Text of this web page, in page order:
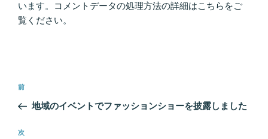
います。
コメントデータの処理方法の詳細はこちらをご
覧ください。
投
ナ
ビ
前
の
稿
前
地域のイベントでファッションショーを披露しました
次
次